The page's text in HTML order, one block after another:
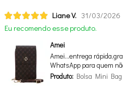
Liane V. 31/03/2026
Eu recomendo esse produto.
Amei
Amei…entrega
WhatsApp para quem
Produto:Bolsa Mini Bag